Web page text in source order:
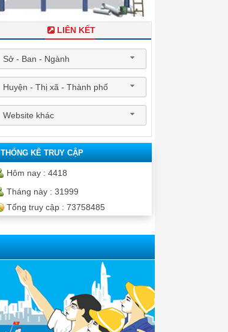
LIÊN KẾT
Sở - Ban - Ngành
Huyện - Thị xã - Thành phố
Website khác
THỐNG KÊ TRUY CẬP
Hôm nay : 4418
Tháng này : 31999
Tổng truy cập : 73758485